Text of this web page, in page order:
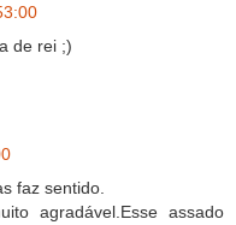
de rei ;)
faz sentido.
agradável.Esse assado